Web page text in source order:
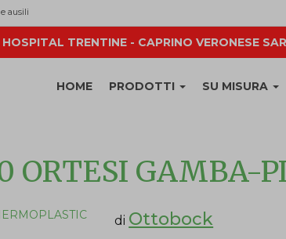
ausili
HOSPITAL TRENTINE - CAPRINO VERONESE
HOME PRODOTTI SU MISURA
ORTESI GAMBA-
di Ottobock